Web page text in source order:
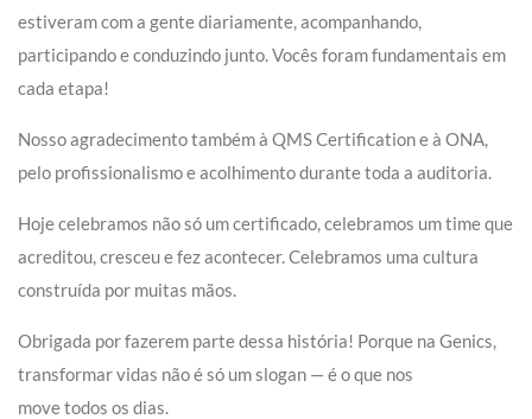
estiveram com a gente diariamente, acompanhando,
participando e conduzindo junto. Vocês foram fundamentais em
cada etapa!
Nosso agradecimento também à QMS Certification e à ONA,
pelo profissionalismo e acolhimento durante toda a auditoria.
Hoje celebramos não só um certificado, celebramos um time que
acreditou, cresceu e fez acontecer. Celebramos uma cultura
construída por muitas mãos.
Obrigada por fazerem parte dessa história! Porque na Genics,
transformar vidas não é só um slogan — é o que nos
move todos os dias.